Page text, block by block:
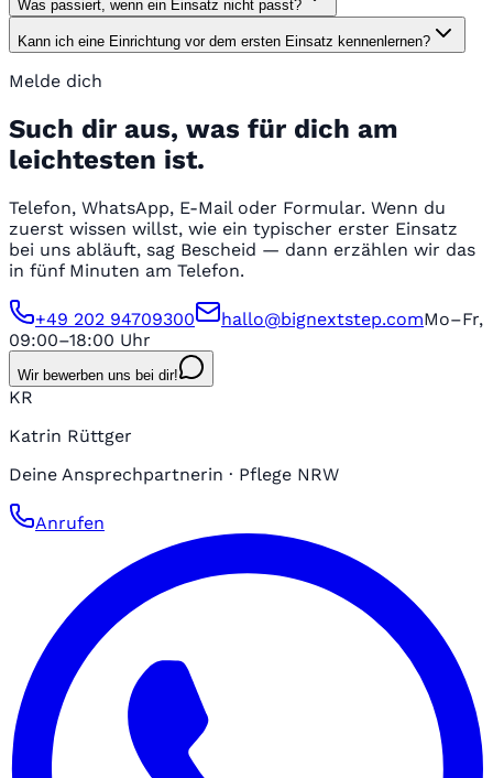
Was passiert, wenn ein Einsatz nicht passt?
Kann ich eine Einrichtung vor dem ersten Einsatz kennenlernen?
Melde dich
Such dir aus, was für dich am
leichtesten ist.
Telefon, WhatsApp, E-Mail oder Formular. Wenn du
zuerst wissen willst, wie ein typischer erster Einsatz
bei uns abläuft, sag Bescheid — dann erzählen wir das
in fünf Minuten am Telefon.
+49 202 94709300 hallo@bignextstep.comMo–Fr,
09:00–18:00 Uhr
Wir bewerben uns bei dir!
KR
Katrin Rüttger
Deine Ansprechpartnerin · Pflege NRW
Anrufen